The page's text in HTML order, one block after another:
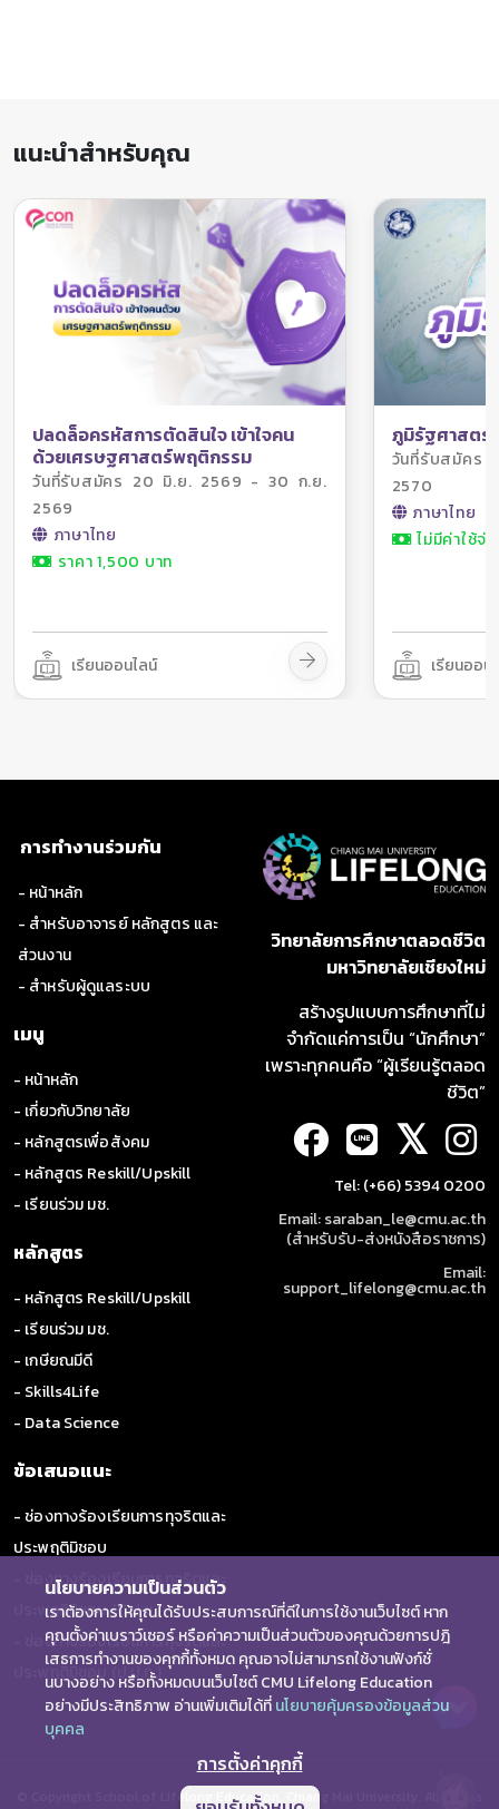
แนะนำสำหรับคุณ
ปลดล็อครหัสการตัดสินใจ เข้าใจคน
ด้วยเศรษฐศาสตร์พฤติกรรม
วันที่รับสมัคร 20 มิ.ย. 2569 - 30 ก.ย.
2569
ภาษาไทย
ราคา 1,500 บาท
เรียนออนไลน์
ภูมิรัฐศาสตร์
วันที่รับสมัค
2570
ภาษาไทย
ไม่มีค่าใช้จ่
เรียนออน
การทำงานร่วมกัน
- หน้าหลัก
- สำหรับอาจารย์ หลักสูตร และ
ส่วนงาน
- สำหรับผู้ดูแลระบบ
เมนู
- หน้าหลัก
- เกี่ยวกับวิทยาลัย
- หลักสูตรเพื่อสังคม
- หลักสูตร Reskill/Upskill
- เรียนร่วม มช.
หลักสูตร
- หลักสูตร Reskill/Upskill
- เรียนร่วม มช.
- เกษียณมีดี
- Skills4Life
- Data Science
ข้อเสนอแนะ
- ช่องทางร้องเรียนการทุจริตและ
ประพฤติมิชอบ
- ช่องทางร้องเรียนการทุจริตและ
ประพฤติมิชอบ (ป.ป.ช.)
- ช่องทางร้องเรียนการทุจริตและ
ประพฤติมิชอบ (ป.ป.ท.)
วิทยาลัยการศึกษาตลอดชีวิต
มหาวิทยาลัยเชียงใหม่
สร้างรูปแบบการศึกษาที่ไม่
จำกัดแค่การเป็น “นักศึกษา”
เพราะทุกคนคือ “ผู้เรียนรู้ตลอด
ชีวิต”
𝕏
Tel: (+66) 5394 0200
Email: saraban_le@cmu.ac.th
(สำหรับรับ-ส่งหนังสือราชการ)
Email:
support_lifelong@cmu.ac.th
© Copyright School of Lifelong Education, Chiang Mai University. All Rights
นโยบายความเป็นส่วนตัว
เราต้องการให้คุณได้รับประสบการณ์ที่ดีในการใช้งานเว็บไซต์ หาก
คุณตั้งค่าเบราว์เซอร์ หรือค่าความเป็นส่วนตัวของคุณด้วยการปฎิ
เสธการทำงานของคุกกี้ทั้งหมด คุณอาจไม่สามารถใช้งานฟังก์ชั่
นบางอย่าง หรือทั้งหมดบนเว็บไซต์ CMU Lifelong Education
อย่างมีประสิทธิภาพ อ่านเพิ่มเติมได้ที่นโยบายคุ้มครองข้อมูลส่วน
บุคคล
การตั้งค่าคุกกี้